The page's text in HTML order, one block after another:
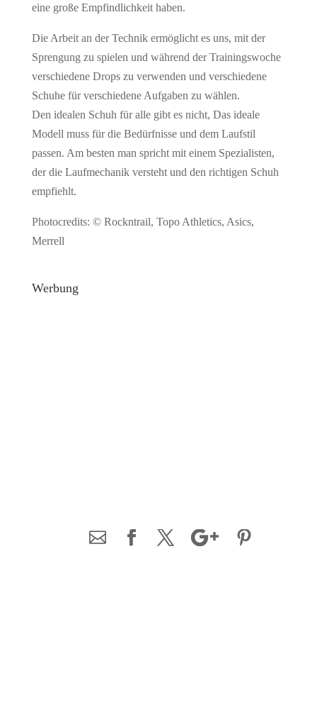
eine große Empfindlichkeit haben.
Die Arbeit an der Technik ermöglicht es uns, mit der
Sprengung zu spielen und während der Trainingswoche
verschiedene Drops zu verwenden und verschiedene
Schuhe für verschiedene Aufgaben zu wählen.
Den idealen Schuh für alle gibt es nicht, Das ideale
Modell muss für die Bedürfnisse und dem Laufstil
passen. Am besten man spricht mit einem Spezialisten,
der die Laufmechanik versteht und den richtigen Schuh
empfiehlt.
Photocredits: © Rockntrail, Topo Athletics, Asics,
Merrell
Werbung